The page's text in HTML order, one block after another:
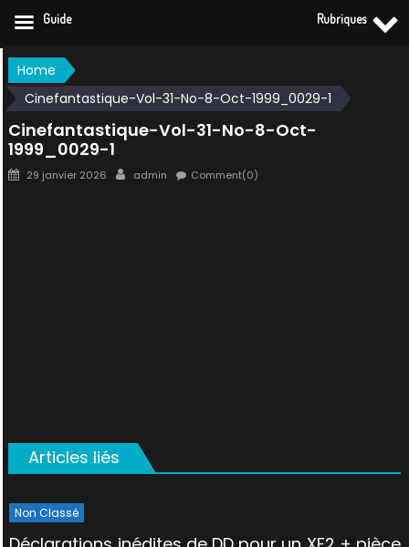
Skip
to
content
Home
Cinefantastique-Vol-31-No-8-Oct-1999_0029-1
Cinefantastique-Vol-31-No-8-Oct-
1999_0029-1
Posted
29 janvier 2026 Author
admin Comment(0)
Articles liés
Non Classé
Guide Rubriques